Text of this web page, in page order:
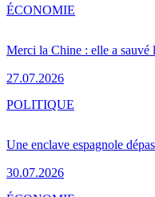
Merci la Chine : elle a sauvé
27.07.2026
ÉCONOMIE
Une enclave espagnole
30.07.2026
POLITIQUE